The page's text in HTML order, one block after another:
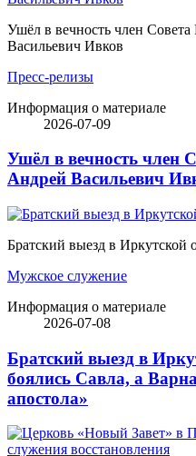
Ушёл в вечность член
Васильевич Ивков
Пресс-релизы
Информация о материале
2026-07-09
Ушёл в вечность член
Андрей Васильевич
Братский выезд в Иркутской
Мужское служение
Информация о материале
2026-07-08
Братский выезд в
боялись Савла, а
апостола»